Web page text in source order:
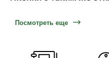
Посмотреть еще